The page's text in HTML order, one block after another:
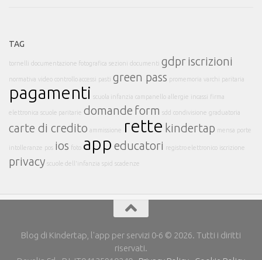
TAG
tornelli documentazione fotografica sezioni documenti gdpriscrizioni
normativa video controllo accessi pasti green pass promemoria varchi paritaria
pagamenti scuola infanzia campanello allergie incassi firma
elettronica scuole paritarie domande form sdd condivisione graduatoria
carte di credito ammissione rette kindertap mensa porte
intolleranze pos ios foto app educatori registro elettronico iscrizione
privacy scuole dell'infanzia spid scadenze
Blog di Kindertap, l'app per servizi 0-6 © 2026. Tutti i diritti
riservati.